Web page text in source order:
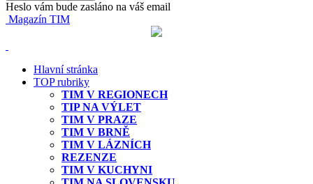
Heslo vám bude zasláno na váš email
Magazín TIM
Hlavní stránka
TOP rubriky
TIM V REGIONECH
TIP NA VÝLET
TIM V PRAZE
TIM V BRNĚ
TIM V LÁZNÍCH
REZENZE
TIM V KUCHYNI